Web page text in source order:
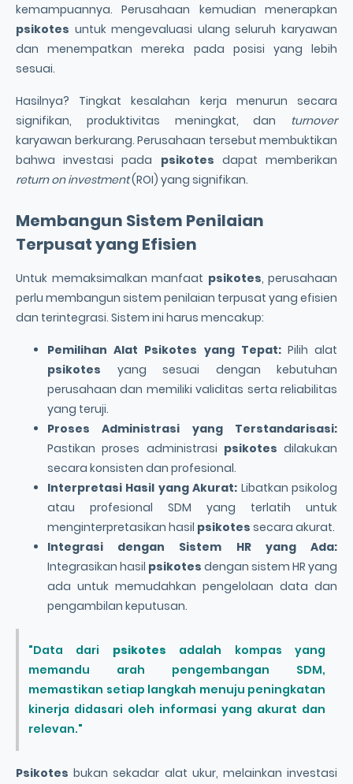
kemampuannya. Perusahaan kemudian menerapkan
psikotes untuk mengevaluasi ulang seluruh karyawan
dan menempatkan mereka pada posisi yang lebih
sesuai.
Hasilnya? Tingkat kesalahan kerja menurun secara
signifikan, produktivitas meningkat, dan turnover
karyawan berkurang. Perusahaan tersebut membuktikan
bahwa investasi pada psikotes dapat memberikan
return on investment(ROI) yang signifikan.
Membangun Sistem Penilaian
Terpusat yang Efisien
Untuk memaksimalkan manfaat psikotes, perusahaan
perlu membangun sistem penilaian terpusat yang efisien
dan terintegrasi. Sistem ini harus mencakup:
Pemilihan Alat Psikotes yang Tepat:Pilih alat
psikotes yang sesuai dengan kebutuhan
perusahaan dan memiliki validitas serta reliabilitas
yang teruji.
Proses Administrasi yang Terstandarisasi:
Pastikan proses administrasi psikotes dilakukan
secara konsisten dan profesional.
Interpretasi Hasil yang Akurat: Libatkan psikolog
atau profesional SDM yang terlatih untuk
menginterpretasikan hasil psikotes secara akurat.
Integrasi dengan Sistem HR yang Ada:
Integrasikan hasil psikotes dengan sistem HR yang
ada untuk memudahkan pengelolaan data dan
pengambilan keputusan.
"Data dari psikotes adalah kompas yang
memandu arah pengembangan SDM,
memastikan setiap langkah menuju peningkatan
kinerja didasari oleh informasi yang akurat dan
relevan."
Psikotes bukan sekadar alat ukur, melainkan investasi